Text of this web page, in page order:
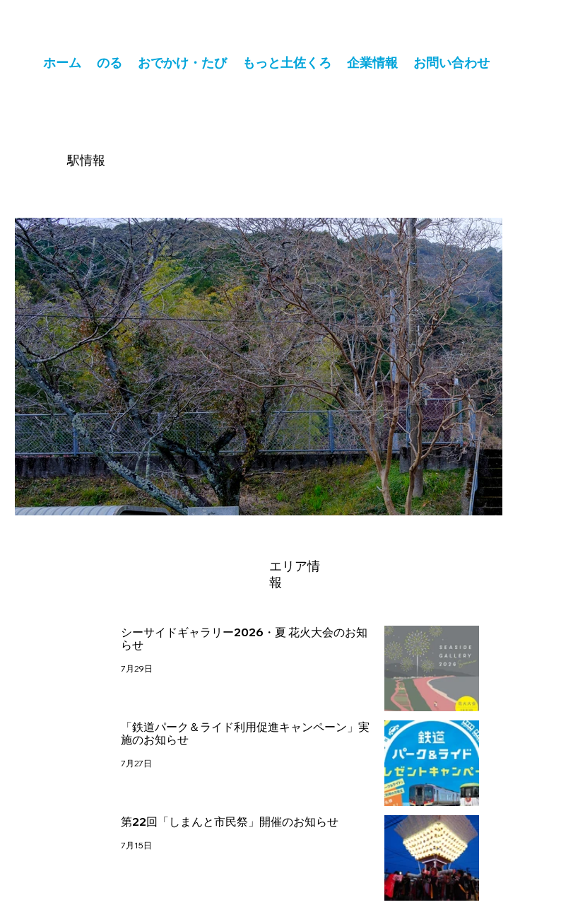
ホーム のる おでかけ・たび もっと土佐くろ 企業情報 お問い合わせ
駅情報
エリア情
報
シーサイドギャラリー2026・夏 花火大会のお知
らせ
7月29日
「鉄道パーク＆ライド利用促進キャンペーン」実
施のお知らせ
7月27日
第22回「しまんと市民祭」開催のお知らせ
7月15日